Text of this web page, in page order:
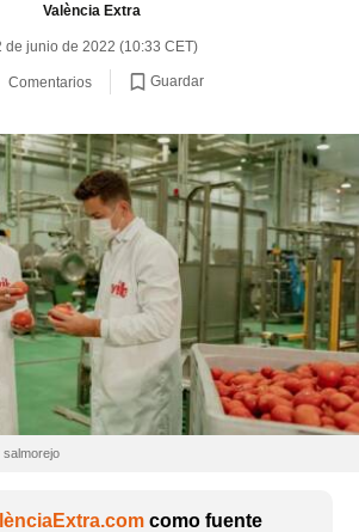
València Extra
de junio de 2022 (10:33 CET)
Comentarios Guardar
salmorejo
como fuente